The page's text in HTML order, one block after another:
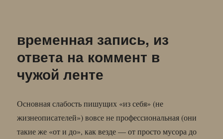
временная запись, из
ответа на коммент в
чужой ленте
Основная слабость пишущих «из себя» (не
жизнеописателей») вовсе не профессиональная (они
такие же «от и до», как везде — от просто мусора до